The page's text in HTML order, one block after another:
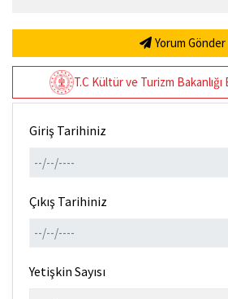
Yorum Gönder
T.C Kültür ve Turizm Bakanlığı
Giriş Tarihiniz
Çıkış Tarihiniz
Yetişkin Sayısı